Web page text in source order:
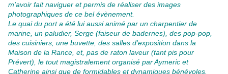
m'avoir fait naviguer et permis de réaliser des images
photographiques de ce bel évènement.
Le quai du port a été lui aussi animé par un charpentier de
marine, un paludier, Serge (faiseur de badernes), des pop-pop,
des cuisiniers, une buvette, des salles d'exposition dans la
Maison de la Rance, et, pas de raton laveur (tant pis pour
Prévert), le tout magistralement organisé par Aymeric et
Catherine ainsi que de formidables et dynamiques bénévoles.